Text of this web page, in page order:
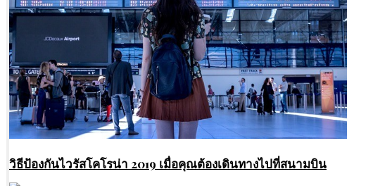
วิธีป้องกันไวรัสโคโรน่า 2019 เมื่อคุณต้องเดินทางไปที่สนามบิน